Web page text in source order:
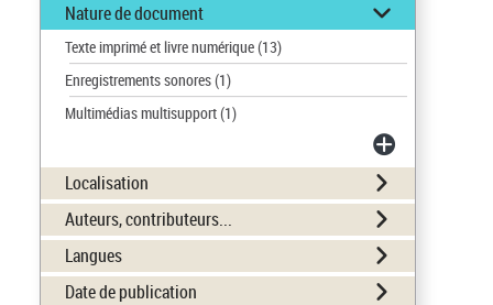
Nature de document
Texte imprimé et livre numérique(13)
Enregistrements sonores(1)
Multimédias multisupport(1)
Localisation
Auteurs, contributeurs...
Langues
Date de publication